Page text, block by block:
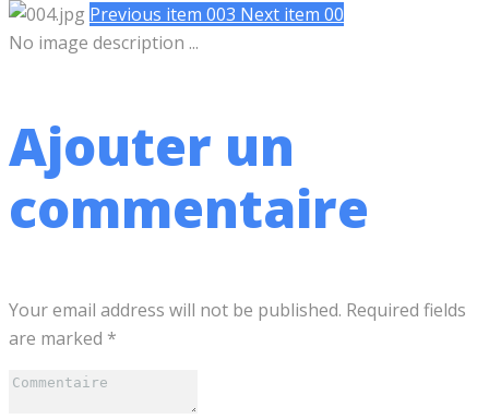
Previous item 003 Next item 00
No image description ...
Ajouter un
commentaire
Your email address will not be published. Required fields
are marked *